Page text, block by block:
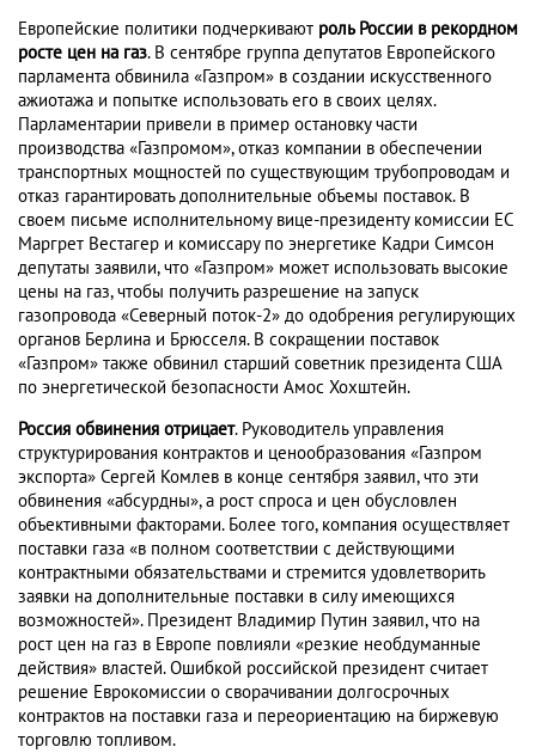
Европейские политики подчеркивают роль России в рекордном
росте цен на газ. В сентябре группа депутатов Европейского
парламента обвинила «Газпром» в создании искусственного
ажиотажа и попытке использовать его в своих целях.
Парламентарии привели в пример остановку части
производства «Газпромом», отказ компании в обеспечении
транспортных мощностей по существующим трубопроводам и
отказ гарантировать дополнительные объемы поставок. В
своем письме исполнительному вице-президенту комиссии ЕС
Маргрет Вестагер и комиссару по энергетике Кадри Симсон
депутаты заявили, что «Газпром» может использовать высокие
цены на газ, чтобы получить разрешение на запуск
газопровода «Северный поток-2» до одобрения регулирующих
органов Берлина и Брюсселя. В сокращении поставок
«Газпром» также обвинил старший советник президента США
по энергетической безопасности Амос Хохштейн.
Россия обвинения отрицает. Руководитель управления
структурирования контрактов и ценообразования «Газпром
экспорта» Сергей Комлев в конце сентября заявил, что эти
обвинения «абсурдны», а рост спроса и цен обусловлен
объективными факторами. Более того, компания осуществляет
поставки газа «в полном соответствии с действующими
контрактными обязательствами и стремится удовлетворить
заявки на дополнительные поставки в силу имеющихся
возможностей». Президент Владимир Путин заявил, что на
рост цен на газ в Европе повлияли «резкие необдуманные
действия» властей. Ошибкой российской президент считает
решение Еврокомиссии о сворачивании долгосрочных
контрактов на поставки газа и переориентацию на биржевую
торговлю топливом.